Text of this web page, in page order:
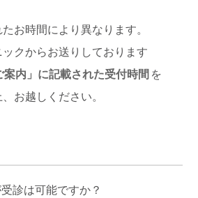
お時間により異なります。
クからお送りしております
案内」に記載された受付時間を
お越しください。
診は可能ですか？